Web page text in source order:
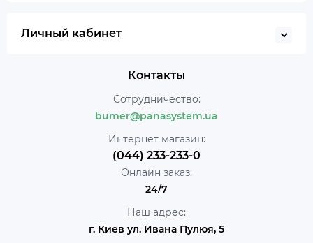
Личный кабинет
Контакты
Сотрудничество:
bumer@panasystem.ua
Интернет магазин:
(044) 233-233-0
Онлайн заказ:
24/7
Наш адрес:
г. Киев ул. Ивана Пулюя, 5